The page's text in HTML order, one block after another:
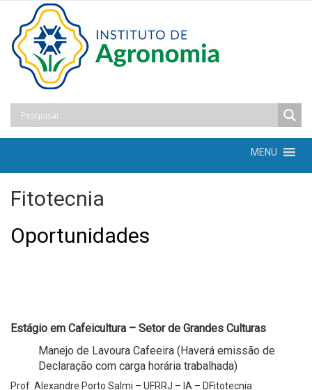
MENU
Fitotecnia
Oportunidades
Estágio em Cafeicultura – Setor de Grandes Culturas
Manejo de Lavoura Cafeeira (Haverá emissão de
Declaração com carga horária trabalhada)
Prof. Alexandre Porto Salmi – UFRRJ – IA – DFitotecnia